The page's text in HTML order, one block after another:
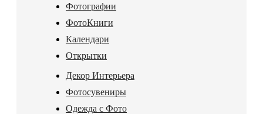
Фотографии
ФотоКниги
Календари
Открытки
Декор Интерьера
Фотосувениры
Одежда с Фото